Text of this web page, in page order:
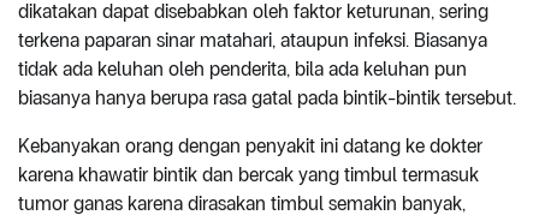
dikatakan dapat disebabkan oleh faktor keturunan, sering
terkena paparan sinar matahari, ataupun infeksi. Biasanya
tidak ada keluhan oleh penderita, bila ada keluhan pun
biasanya hanya berupa rasa gatal pada bintik-bintik tersebut.
Kebanyakan orang dengan penyakit ini datang ke dokter
karena khawatir bintik dan bercak yang timbul termasuk
tumor ganas karena dirasakan timbul semakin banyak,